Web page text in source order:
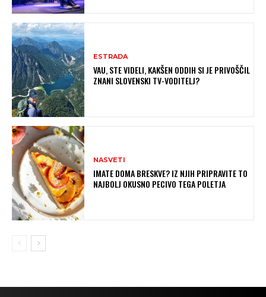
ESTRADA
VAU, STE VIDELI, KAKŠEN ODDIH SI JE PRIVOŠČIL
ZNANI SLOVENSKI TV-VODITELJ?
NASVETI
IMATE DOMA BRESKVE? IZ NJIH PRIPRAVITE TO
NAJBOLJ OKUSNO PECIVO TEGA POLETJA